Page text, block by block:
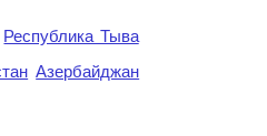
Республика Тыва
Азербайджан